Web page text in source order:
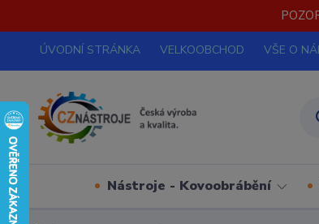
ÚVODNÍ STRÁNKA VELKOOBCHOD VŠE O
Nástroje - Kovoobrábění